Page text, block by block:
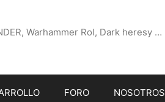
Warhammer Rol, Dark heresy …
FORO NOSOTROS